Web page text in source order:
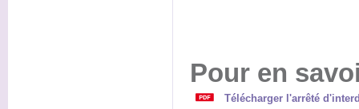
Pour en
Télécharger l'arrêté